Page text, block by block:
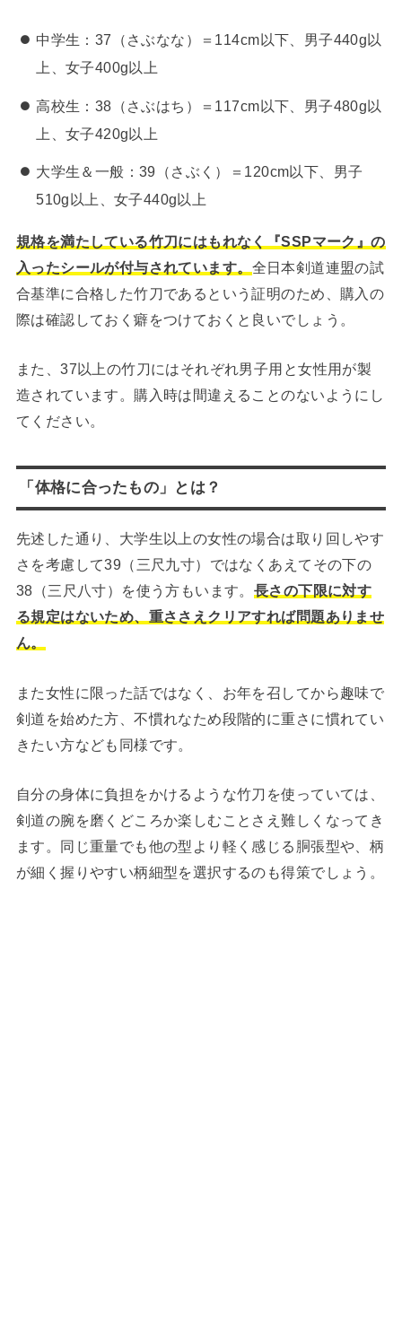
中学生：37（さぶなな）＝114cm以下、男子440g以
上、女子400g以上
高校生：38（さぶはち）＝117cm以下、男子480g以
上、女子420g以上
大学生＆一般：39（さぶく）＝120cm以下、男子
510g以上、女子440g以上
規格を満たしている竹刀にはもれなく『SSPマーク』の
入ったシールが付与されています。 全日本剣道連盟の試
合基準に合格した竹刀であるという証明のため、購入の
際は確認しておく癖をつけておくと良いでしょう。
また、37以上の竹刀にはそれぞれ男子用と女性用が製
造されています。購入時は間違えることのないようにし
てください。
「体格に合ったもの」とは？
先述した通り、大学生以上の女性の場合は取り回しやす
さを考慮して39（三尺九寸）ではなくあえてその下の
38（三尺八寸）を使う方もいます。 長さの下限に対す
る規定はないため、重ささえクリアすれば問題ありませ
ん。
また女性に限った話ではなく、お年を召してから趣味で
剣道を始めた方、不慣れなため段階的に重さに慣れてい
きたい方なども同様です。
自分の身体に負担をかけるような竹刀を使っていては、
剣道の腕を磨くどころか楽しむことさえ難しくなってき
ます。同じ重量でも他の型より軽く感じる胴張型や、柄
が細く握りやすい柄細型を選択するのも得策でしょう。